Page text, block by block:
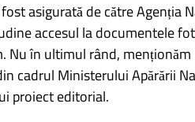
asigurată de către Agenția
accesul la documentele
Nu în ultimul rând,
cadrul Ministerului Apărării
proiect editorial.